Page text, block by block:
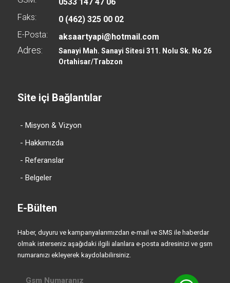
Faks:
0 (462) 325 00 02
E-Posta:
aksaartyapi@hotmail.com
Adres:
Sanayi Mah. Sanayi Sitesi 311. Nolu Sk. No 26
Ortahisar/Trabzon
Site içi Bağlantılar
- Misyon & Vizyon
- Hakkımızda
- Referanslar
- Belgeler
E-Bülten
Haber, duyuru ve kampanyalarımızdan e-mail ve SMS ile haberdar
olmak isterseniz aşağıdaki ilgili alanlara e-posta adresinizi ve gsm
numaranızı ekleyerek kaydolabilirsiniz.